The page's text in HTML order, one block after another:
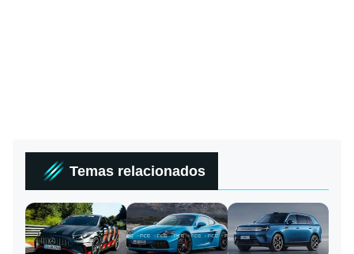
Temas relacionados